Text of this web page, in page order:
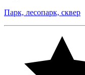
Парк, лесопарк, сквер